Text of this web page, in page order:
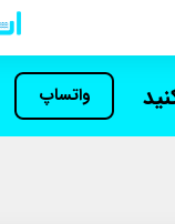
واتساپ